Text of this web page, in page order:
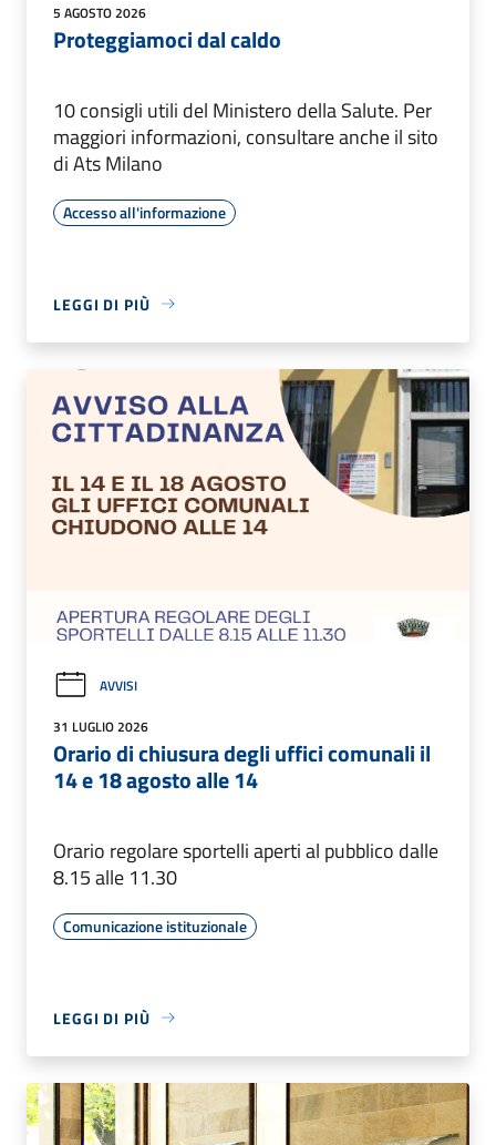
5 AGOSTO 2026
Proteggiamoci dal caldo
10 consigli utili del Ministero della Salute. Per
maggiori informazioni, consultare anche il sito
di Ats Milano
Accesso all'informazione
LEGGI DI PIÙ
AVVISI
31 LUGLIO 2026
Orario di chiusura degli uffici comunali il
14 e 18 agosto alle 14
Orario regolare sportelli aperti al pubblico dalle
8.15 alle 11.30
Comunicazione istituzionale
LEGGI DI PIÙ